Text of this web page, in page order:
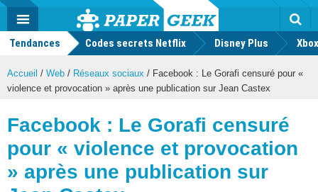
Actu
geek
MENU
Tendances Codes secrets Netflix Disney Plus
Accueil / Web / Réseaux sociaux / Facebook : Le Gorafi censuré pour «
violence et provocation » après une publication sur Jean Castex
Facebook : Le Gorafi censuré
pour « violence et provocation
» après une publication sur
Mode
FacebookTwitter Youtube